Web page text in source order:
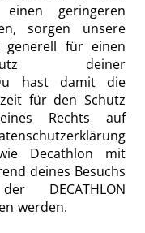
einen geringeren
sorgen unsere
generell für einen
deiner
hast damit die
für den Schutz
Rechts auf
Decathlon mit
deines Besuchs
DECATHLON
werden.